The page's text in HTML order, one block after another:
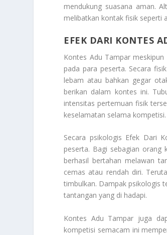
mendukung suasana aman.
melibatkan kontak fisik seperti
EFEK DARI KONTES
Kontes Adu Tampar
pada para peserta. Secara
lebam atau bahkan gegar
berikan dalam kontes ini.
intensitas pertemuan fisik
keselamatan selama
Secara psikologis Efek Dari
peserta. Bagi sebagian orang
berhasil bertahan melawan
cemas atau rendah diri.
timbulkan. Dampak psikologis
tantangan yang di hadapi.
Kontes Adu Tampar juga
kompetisi semacam ini